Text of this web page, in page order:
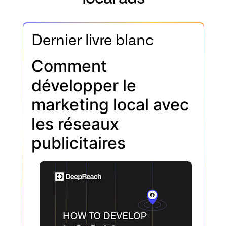
Dernier livre blanc
Comment
développer le
marketing local avec
les réseaux
publicitaires